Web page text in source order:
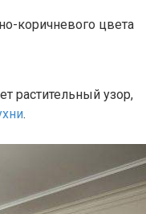
коричневого цвета
растительный узор,
.